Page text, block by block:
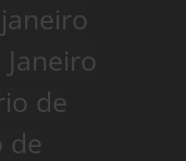
de
de